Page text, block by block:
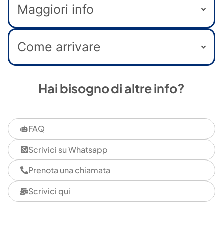
Maggiori info
Come arrivare
Hai bisogno di altre info?
FAQ
Scrivici su Whatsapp
Prenota una chiamata
Scrivici qui